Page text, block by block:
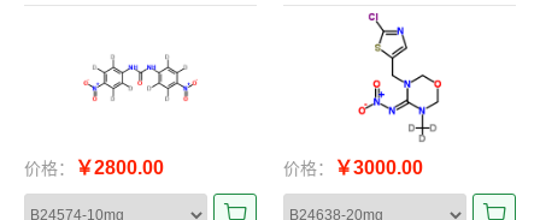
价格： ￥2800.00 价格： ￥3000.00